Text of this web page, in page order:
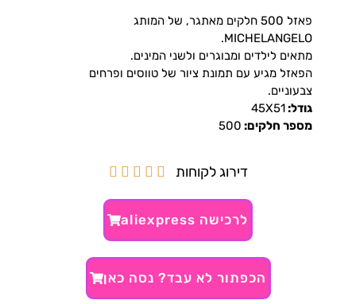
פאזל 500 חלקים מאתגר, של המותג
MICHELANGELO.
מתאים לילדים ומבוגרים ולשני המינים.
הפאזל מגיע עם תמונת ציור של טווסים ופרחים
צבעוניים.
גודל:45X51
מספר חלקים: 500
דירוג לקוחות 




לרכישה aliexpress
הכפתור לא עבד? נסה כאן